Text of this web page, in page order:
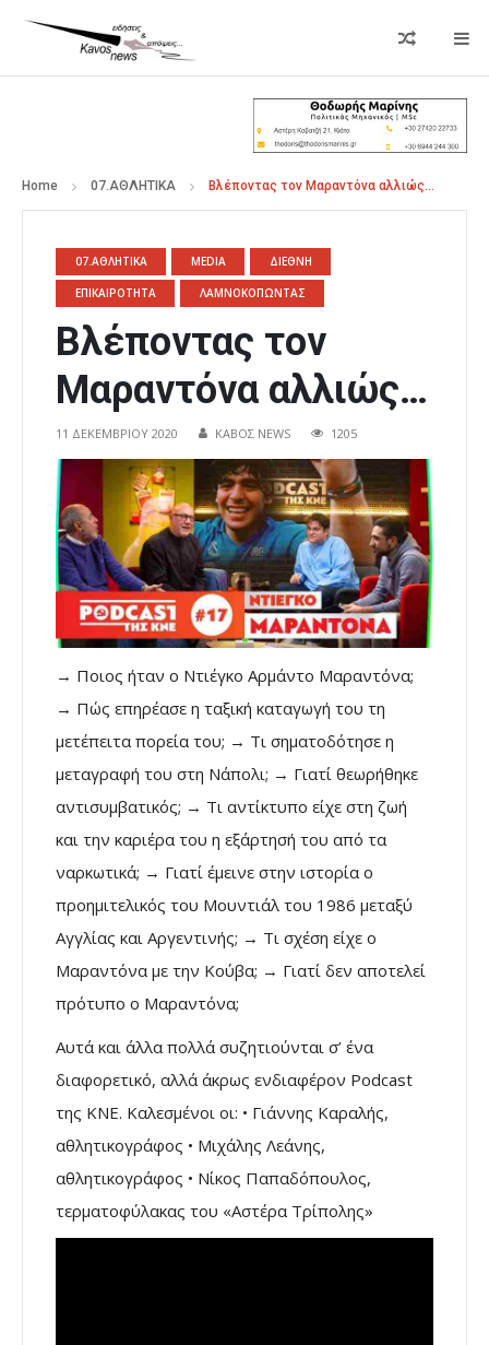
Home 07.ΑΘΛΗΤΙΚΑ Βλέποντας τον Μαραντόνα αλλιώς…
07.ΑΘΛΗΤΙΚΑ MEDIA ΔΙΕΘΝΗ
ΕΠΙΚΑΙΡΟΤΗΤΑ ΛΑΜΝΟΚΟΠΩΝΤΑΣ
Βλέποντας τον
Μαραντόνα αλλιώς…
11 ΔΕΚΕΜΒΡΊΟΥ 2020 ΚΑΒΟΣ NEWS 1205
→ Ποιος ήταν ο Ντιέγκο Αρμάντο Μαραντόνα;
→ Πώς επηρέασε η ταξική καταγωγή του τη
μετέπειτα πορεία του; → Τι σηματοδότησε η
μεταγραφή του στη Νάπολι; → Γιατί θεωρήθηκε
αντισυμβατικός; → Τι αντίκτυπο είχε στη ζωή
και την καριέρα του η εξάρτησή του από τα
ναρκωτικά; → Γιατί έμεινε στην ιστορία ο
προημιτελικός του Μουντιάλ του 1986 μεταξύ
Αγγλίας και Αργεντινής; → Τι σχέση είχε ο
Μαραντόνα με την Κούβα; → Γιατί δεν αποτελεί
πρότυπο ο Μαραντόνα;
Αυτά και άλλα πολλά συζητιούνται σ’ ένα
διαφορετικό, αλλά άκρως ενδιαφέρον Podcast
της ΚΝΕ. Καλεσμένοι οι: • Γιάννης Καραλής,
αθλητικογράφος • Μιχάλης Λεάνης,
αθλητικογράφος • Νίκος Παπαδόπουλος,
τερματοφύλακας του «Αστέρα Τρίπολης»